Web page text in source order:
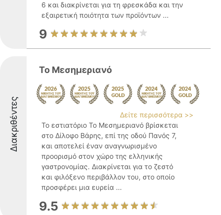
6 και διακρίνεται για τη φρεσκάδα και την
εξαιρετική ποιότητα των προϊόντων ...
9
Διακριθέντες
Το Μεσημεριανό
Δείτε περισσότερα >>
Το εστιατόριο Το Μεσημεριανό βρίσκεται
στο Δίλοφο Βάρης, επί της οδού Πανός 7,
και αποτελεί έναν αναγνωρισμένο
προορισμό στον χώρο της ελληνικής
γαστρονομίας. Διακρίνεται για το ζεστό
και φιλόξενο περιβάλλον του, στο οποίο
προσφέρει μια ευρεία ...
9.5